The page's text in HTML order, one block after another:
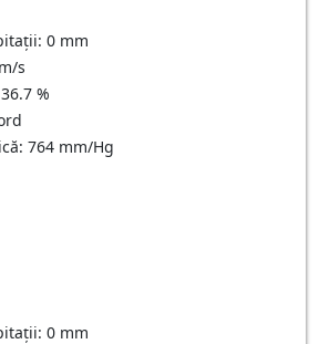
0 mm
m/s
36.7 %
764 mm/Hg
0 mm